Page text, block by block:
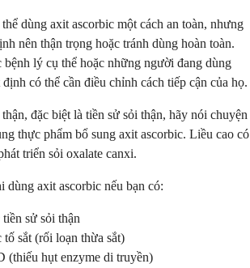
dùng axit ascorbic một cách an toàn, nhưng
nên thận trọng hoặc tránh dùng hoàn toàn.
lý cụ thể hoặc những người đang dùng
có thể cần điều chỉnh cách tiếp cận của họ.
đặc biệt là tiền sử sỏi thận, hãy nói chuyện
thực phẩm bổ sung axit ascorbic. Liều cao có
triển sỏi oxalate canxi.
dùng axit ascorbic nếu bạn có:
sử sỏi thận
tố sắt (rối loạn thừa sắt)
(thiếu hụt enzyme di truyền)